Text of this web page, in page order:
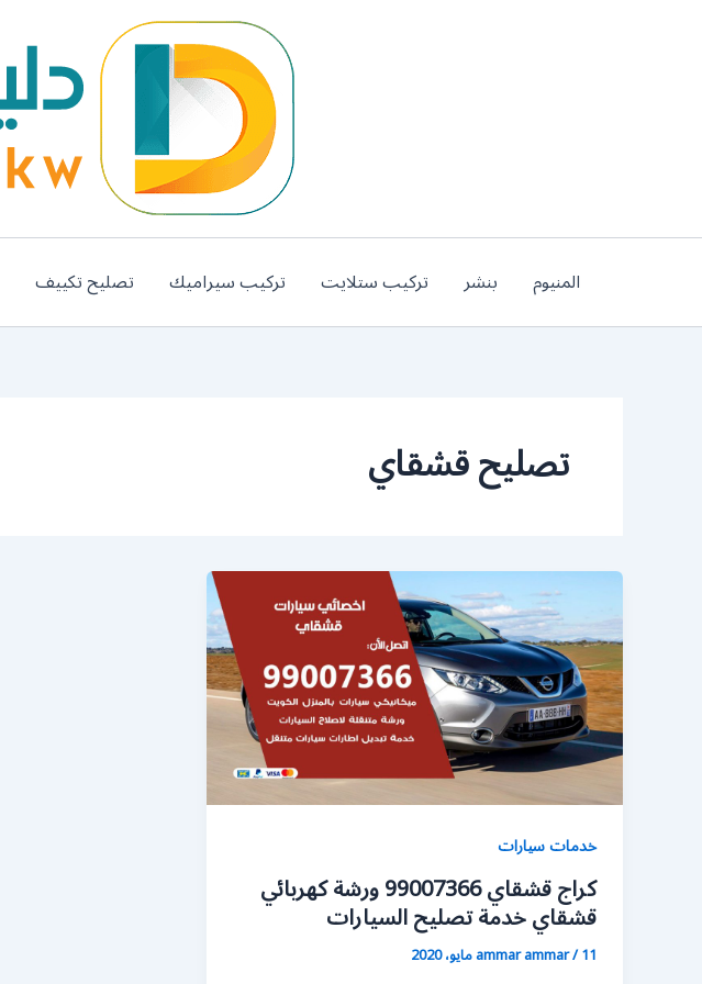
المنيوم بنشر تركيب ستلايت تركيب سيراميك تصليح تكييف
تصليح قشقاي
خدمات سيارات
كراج قشقاي 99007366 ورشة كهربائي
قشقاي خدمة تصليح السيارات
ammar ammar/11 مايو، 2020